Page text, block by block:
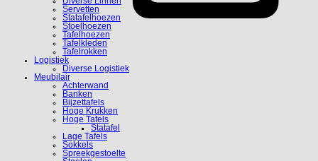
Servetten
Statafelhoezen
Stoelhoezen
Tafelhoezen
Tafelkleden
Tafelrokken
Logistiek
Diverse Logistiek
Meubilair
Achterwand
Banken
Bijzettafels
Hoge Krukken
Hoge Tafels
Statafel
Lage Tafels
Sokkels
Spreekgestoelte